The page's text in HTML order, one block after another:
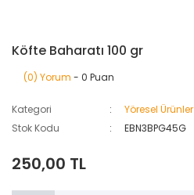
Köfte Baharatı 100 gr
(0) Yorum - 0 Puan
Kategori
Yöresel Ürünler
Stok Kodu
EBN3BPG45G
250,00 TL